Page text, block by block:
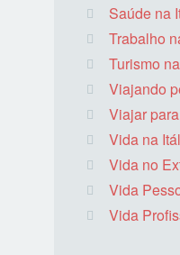
Saúde na
Trabalho
Turismo
Viajando
Viajar
Vida na
Vida no
Vida
Vida